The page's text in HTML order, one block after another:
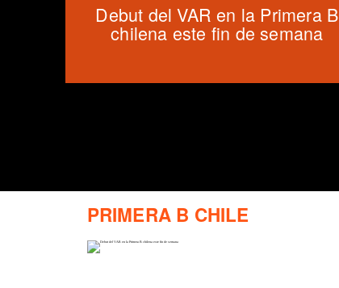
Debut del VAR en la Primera B
chilena este fin de semana
PRIMERA B CHILE